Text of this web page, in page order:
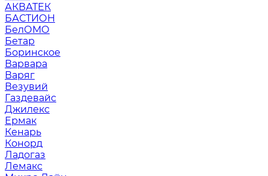
АКВАТЕК
БАСТИОН
БелОМО
Бетар
Боринское
Варвара
Варяг
Везувий
Газдевайс
Джилекс
Ермак
Кенарь
Конорд
Ладогаз
Лемакс